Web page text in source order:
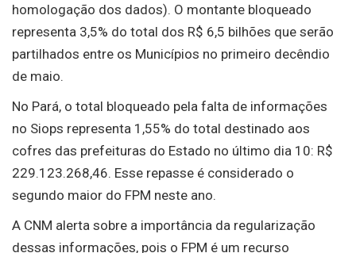
homologação dos dados). O montante bloqueado
representa 3,5% do total dos R$ 6,5 bilhões que serão
partilhados entre os Municípios no primeiro decêndio
de maio.
No Pará, o total bloqueado pela falta de informações
no Siops representa 1,55% do total destinado aos
cofres das prefeituras do Estado no último dia 10: R$
229.123.268,46. Esse repasse é considerado o
segundo maior do FPM neste ano.
A CNM alerta sobre a importância da regularização
dessas informações, pois o FPM é um recurso